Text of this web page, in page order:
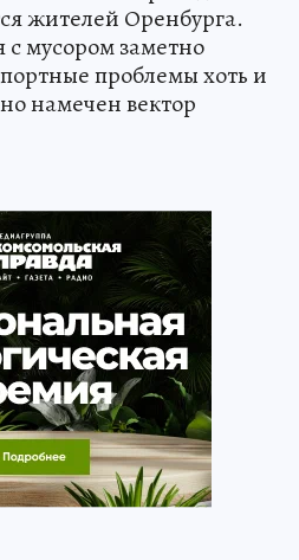
жителей Оренбурга.
мусором заметно
проблемы хоть и
намечен вектор